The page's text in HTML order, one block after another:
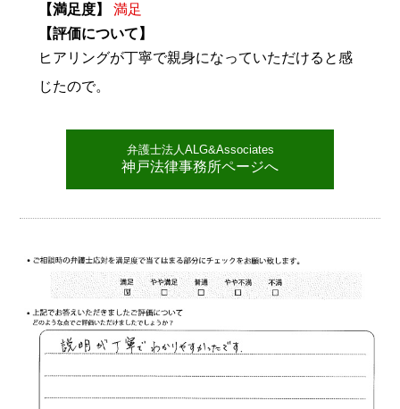
【満足度】
満足
【評価について】
ヒアリングが丁寧で親身になっていただけると感
じたので。
弁護士法人ALG&Associates
神戸法律事務所ページへ